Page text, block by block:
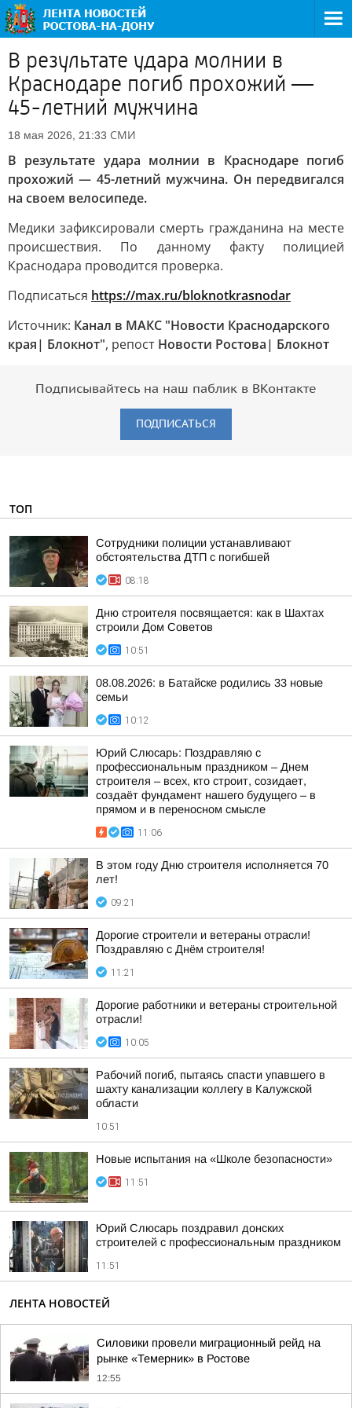
В результате удара молнии в
Краснодаре погиб прохожий —
45-летний мужчина
18 мая 2026, 21:33 СМИ
В результате удара молнии в Краснодаре погиб
прохожий — 45-летний мужчина. Он передвигался
на своем велосипеде.
Медики зафиксировали смерть гражданина на месте
происшествия. По данному факту полицией
Краснодара проводится проверка.
Подписаться https://max.ru/bloknotkrasnodar
Источник: Канал в МАКС "Новости Краснодарского
края| Блокнот", репост Новости Ростова| Блокнот
Подписывайтесь на наш паблик в ВКонтакте
ПОДПИСАТЬСЯ
ТОП
Сотрудники полиции устанавливают
обстоятельства ДТП с погибшей
08:18
Дню строителя посвящается: как в Шахтах
строили Дом Советов
10:51
08.08.2026: в Батайске родились 33 новые
семьи
10:12
Юрий Слюсарь: Поздравляю с
профессиональным праздником – Днем
строителя – всех, кто строит, созидает,
создаёт фундамент нашего будущего – в
прямом и в переносном смысле
11:06
В этом году Дню строителя исполняется 70
лет!
09:21
Дорогие строители и ветераны отрасли!
Поздравляю с Днём строителя!
11:21
Дорогие работники и ветераны строительной
отрасли!
10:05
Рабочий погиб, пытаясь спасти упавшего в
шахту канализации коллегу в Калужской
области
10:51
Новые испытания на «Школе безопасности»
11:51
Юрий Слюсарь поздравил донских
строителей с профессиональным праздником
11:51
ЛЕНТА НОВОСТЕЙ
Силовики провели миграционный рейд на
рынке «Темерник» в Ростове
12:55